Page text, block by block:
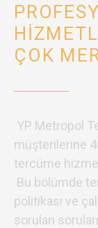
ÇOK
YP Metropol
müşterilerine
tercüme
Bu bölümde
politikası ve
sorulan